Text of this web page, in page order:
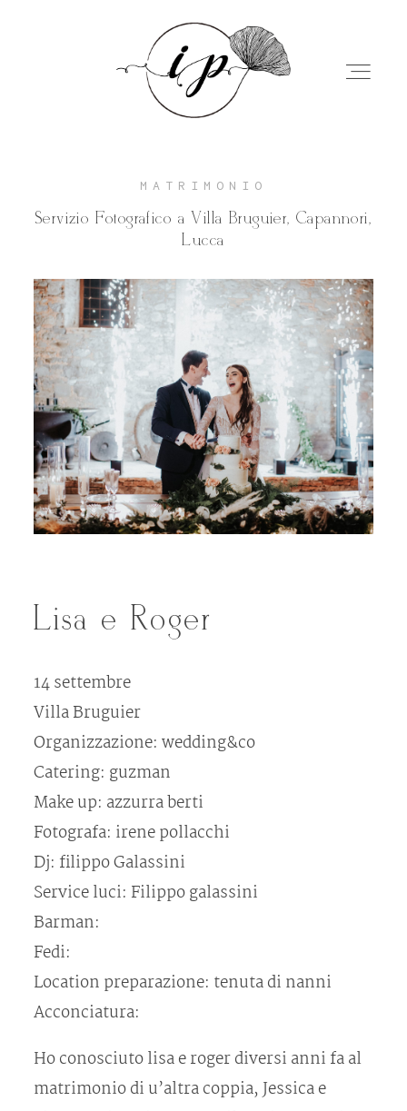
Home
Chi sono
Servizi
Gallerie
Info
Contatti
MATRIMONIO
Servizio Fotografico a Villa Bruguier, Capannori,
Lucca
Lisa e Roger
14 settembre
Villa Bruguier
Organizzazione: wedding&co
Catering: guzman
Make up: azzurra berti
Fotografa: irene pollacchi
Dj: filippo Galassini
Service luci: Filippo galassini
Barman:
Fedi:
Location preparazione: tenuta di nanni
Acconciatura:
Ho conosciuto lisa e roger diversi anni fa al
matrimonio di u’altra coppia, Jessica e